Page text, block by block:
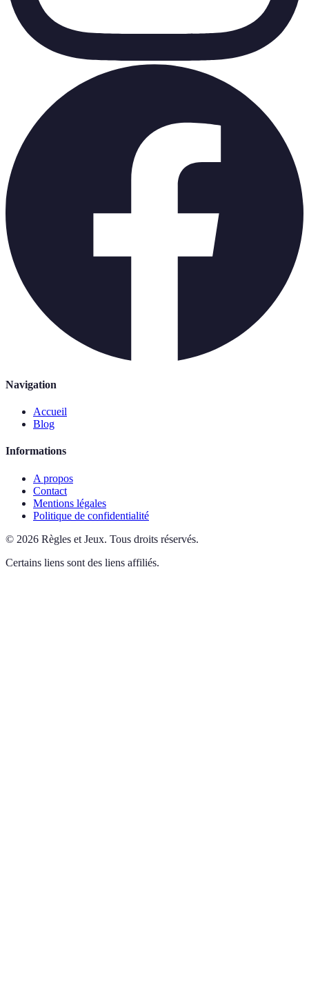
Navigation
Accueil
Blog
Informations
A propos
Contact
Mentions légales
Politique de confidentialité
© 2026 Règles et Jeux. Tous droits réservés.
Certains liens sont des liens affiliés.